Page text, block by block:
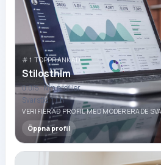
#1 TOPPRANKAD
Stilosthlm
0.0/5 ·Nya profiler
Svarstid 11 h
VERIFIERAD PROFIL MED MODERERADE
Öppna profil